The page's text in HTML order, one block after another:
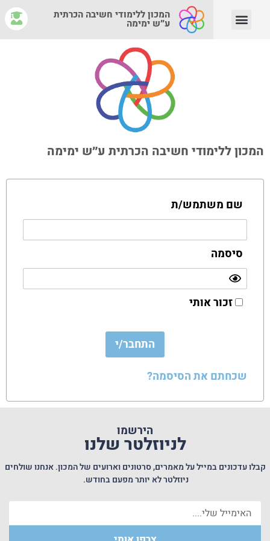
המכון ללימודי חשיבה הכרתית
ע״ש ימימה
המכון ללימודי חשיבה הכרתית ע״ש ימימה
שם משתמש/ת
סיסמה
זכור אותי
שכחתם את הסיסמה?
הירשמו
לניוזלטר שלנו
קבלו עדכונים במייל על מאמרים, סרטונים וארועים של המכון. אנחנו שולחים
ניוזלטר לא יותר מפעם בחודש.